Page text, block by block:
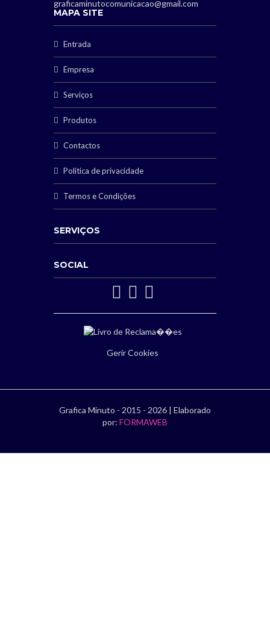
graficaminutocomunicacao@gmail.com
MAPA SITE
Entrada
Empresa
Serviços
Produtos
Contactos
Política de privacidade
Termos e Condições
SERVIÇOS
SOCIAL
Gerir Cookies
Grafica Minuto - 2015 - 2026 | Elaborado
por: FORMAWEB